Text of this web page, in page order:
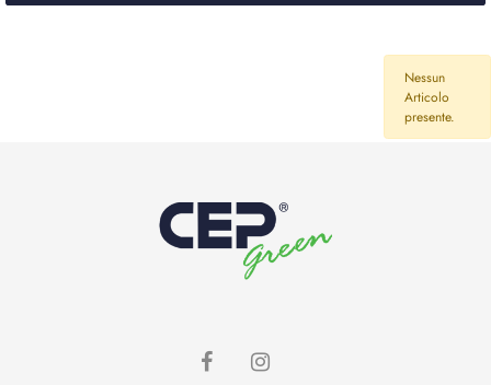
Nessun
Articolo
presente.